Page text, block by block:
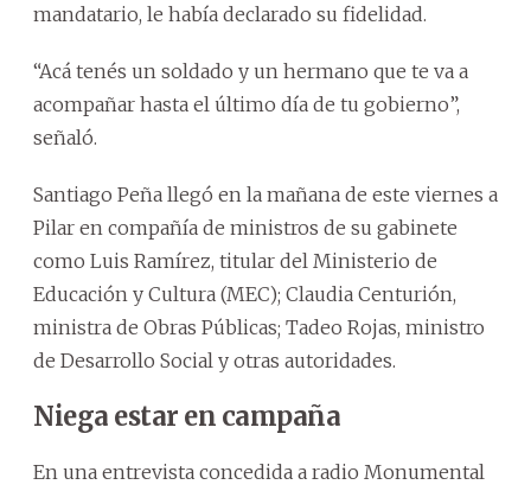
mandatario, le había declarado su fidelidad.
“Acá tenés un soldado y un hermano que te va a
acompañar hasta el último día de tu gobierno”,
señaló.
Santiago Peña llegó en la mañana de este viernes a
Pilar en compañía de ministros de su gabinete
como Luis Ramírez, titular del Ministerio de
Educación y Cultura (MEC); Claudia Centurión,
ministra de Obras Públicas; Tadeo Rojas, ministro
de Desarrollo Social y otras autoridades.
Niega estar en campaña
En una entrevista concedida a radio Monumental